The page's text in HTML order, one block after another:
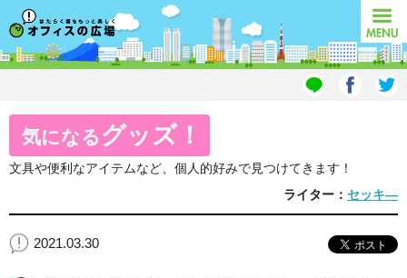
オフィスの広場 MENU
気になる グッズ！
文具や便利なアイテムなど、個人的好みで見つけてきます！
ライター： セッキ―
2021.03.30